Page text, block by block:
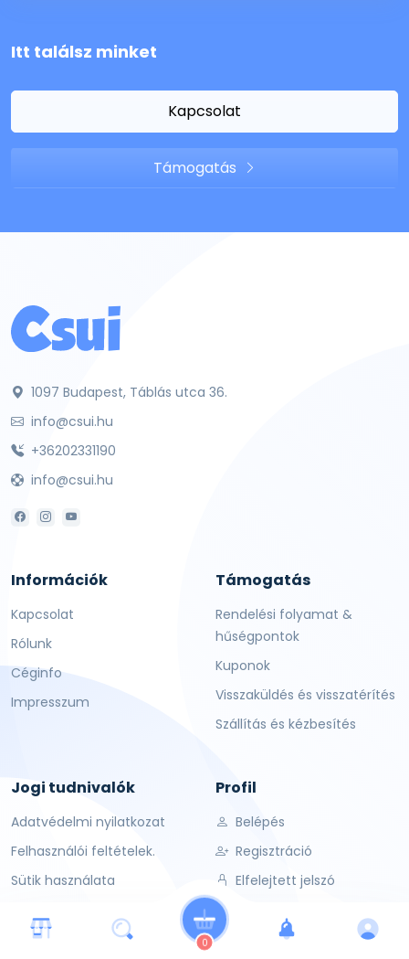
0
Itt találsz minket
Kapcsolat
Támogatás
1097 Budapest, Táblás utca 36.
info@csui.hu
+36202331190
info@csui.hu
Információk
Kapcsolat
Rólunk
Céginfo
Impresszum
Támogatás
Rendelési folyamat &
hűségpontok
Kuponok
Visszaküldés és visszatérítés
Szállítás és kézbesítés
Jogi tudnivalók
Adatvédelmi nyilatkozat
Felhasználói feltételek.
Sütik használata
Profil
Belépés
Regisztráció
Elfelejtett jelszó